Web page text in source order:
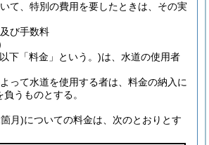
て、特別の費用を要したときは、その実
び手数料
下「料金」という。)は、水道の使用者
って水道を使用する者は、料金の納入に
うものとする。
月)についての料金は、次のとおりとす